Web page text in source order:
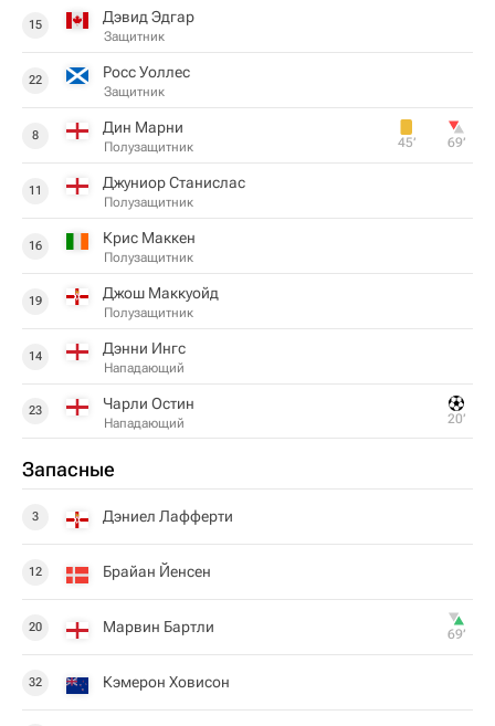
15 Дэвид Эдгар
Защитник
22 Росс Уоллес
Защитник
8 Дин Марни
Полузащитник 45‎’‎ 69‎’‎
11 Джуниор Станислас
Полузащитник
16 Крис Маккен
Полузащитник
19 Джош Маккуойд
Полузащитник
14 Дэнни Ингс
Нападающий
23 Чарли Остин
Нападающий 20‎’‎
Запасные
3 Дэниел Лафферти
12 Брайан Йенсен
20 Марвин Бартли 69‎’‎
32 Кэмерон Ховисон